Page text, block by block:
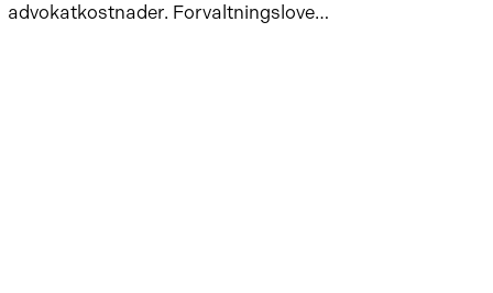
advokatkostnader. Forvaltningslove…